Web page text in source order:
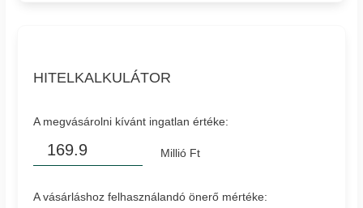
HITELKALKULÁTOR
A megvásárolni kívánt ingatlan értéke:
Millió Ft
A vásárláshoz felhasználandó önerő mértéke: